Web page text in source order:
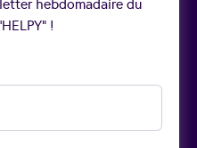
hebdomadaire du
!